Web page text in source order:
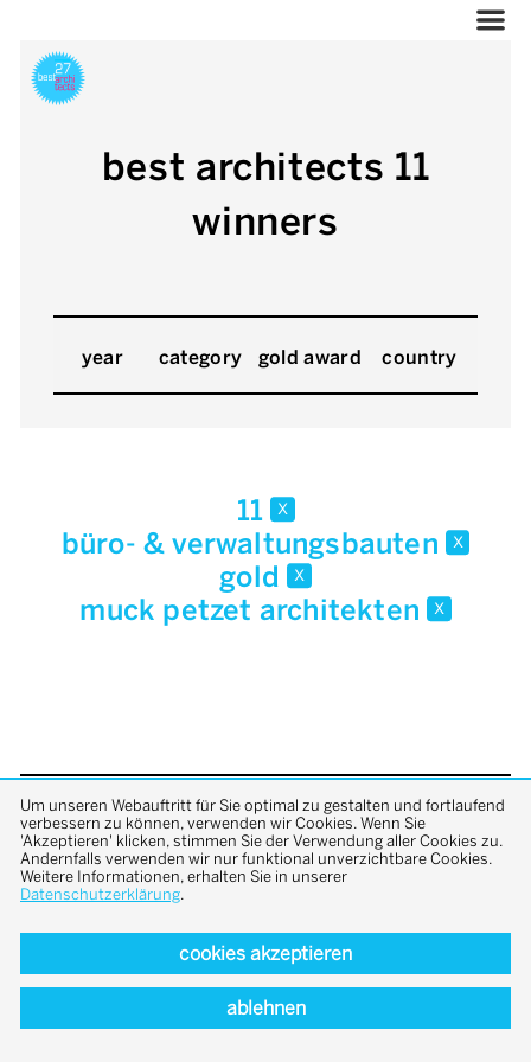
best architects 11
winners
year category gold award country
11 x
büro- & verwaltungsbauten x
gold x
muck petzet architekten x
back to top
Um unseren Webauftritt für Sie optimal zu gestalten und fortlaufend
verbessern zu können, verwenden wir Cookies. Wenn Sie
'Akzeptieren' klicken, stimmen Sie der Verwendung aller Cookies zu.
Andernfalls verwenden wir nur funktional unverzichtbare Cookies.
Weitere Informationen, erhalten Sie in unserer
Datenschutzerklärung.
cookies akzeptieren
ablehnen